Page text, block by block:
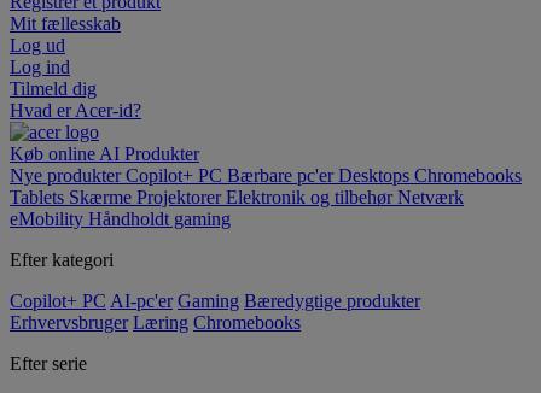
Mit fællesskab
Log ud
Log ind
Tilmeld dig
Hvad er Acer-id?
Køb online AI Produkter
Nye produkterCopilot+ PC Bærbare pc'erDesktops Chromebooks
Tablets Skærme ProjektorerElektronik og tilbehørNetværk
eMobility Håndholdt gaming
Efter kategori
Copilot+ PC AI-pc'er Gaming Bæredygtige produkter
Erhvervsbruger Læring Chromebooks
Efter serie